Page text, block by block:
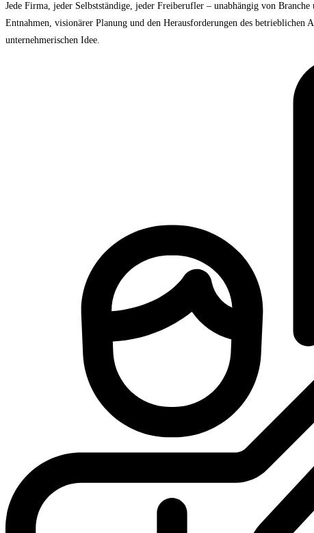
Jede Firma, jeder Selbstständige, jeder Freiberufler – unabhängig von
Entnahmen, visionärer Planung und den Herausforderungen des betrieblichen
unternehmerischen Idee.